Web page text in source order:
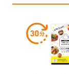
2026/5/28